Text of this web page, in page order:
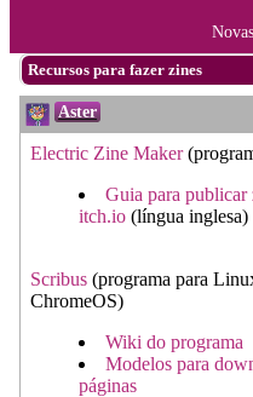
Recursos para fazer zines
Aster
Electric Zine Maker
Guia para publicar
itch.io (língua inglesa)
Scribus (programa para
ChromeOS)
Wiki do programa
Modelos para
páginas